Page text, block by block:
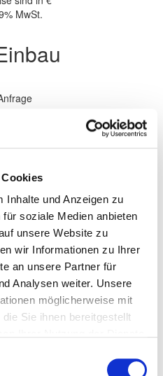
Inhalte und Anzeigen zu
soziale Medien anbieten
unsere Website zu
wir Informationen zu Ihrer
an unsere Partner für
Analysen weiter. Unsere
möglicherweise mit
Sie ihnen bereitgestellt
MwSt.
(Verschleißteile) im
sowie Antriebsteile werden
Absprache separat berechnet.
zu den aufgeführten Preisen